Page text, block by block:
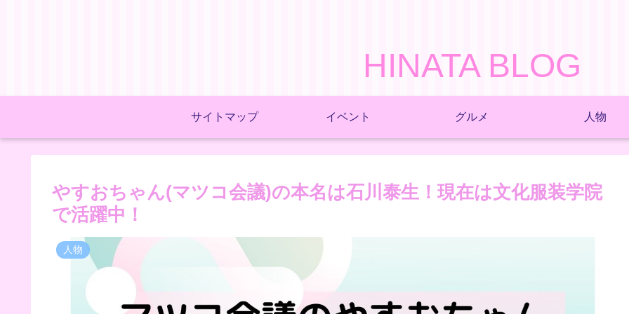
HINATA BLOG
サイトマップ イベント グルメ 人物
やすおちゃん(マツコ会議)の本名は石川泰生！現在は文化服装学院
で活躍中！
人物